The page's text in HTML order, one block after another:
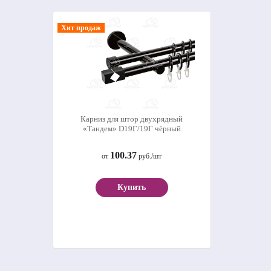
Хит продаж
Карниз для штор двухрядный
«Тандем» D19Г/19Г чёрный
от 100.37 руб./шт
Купить